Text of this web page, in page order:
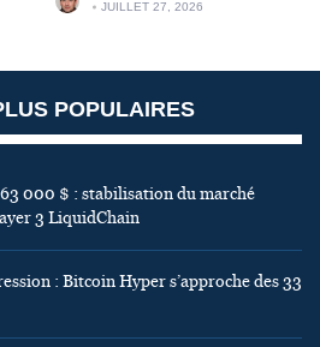
JUILLET 27, 2026
POPULAIRES
000 $ : stabilisation du marché
3 LiquidChain
: Bitcoin Hyper s’approche des 33